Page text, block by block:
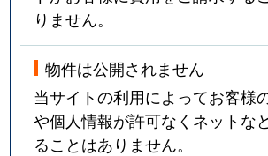
りません。
物件は公開されません
当サイトの利用によってお客様
や個人情報が許可なくネットな
ることはありません。